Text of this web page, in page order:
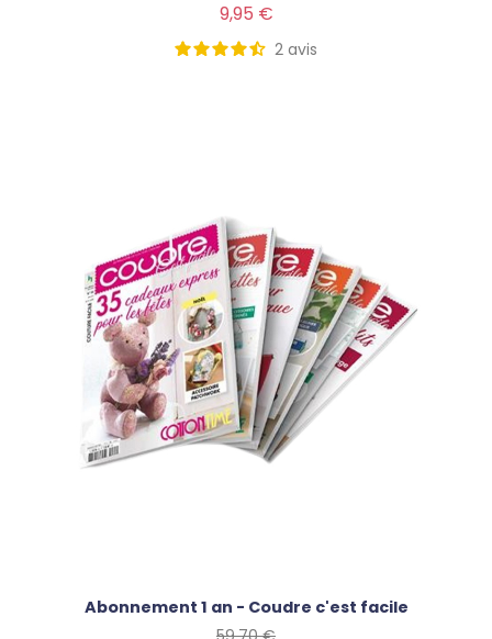
9,95 €
2 avis
Abonnement 1 an - Coudre c'est facile